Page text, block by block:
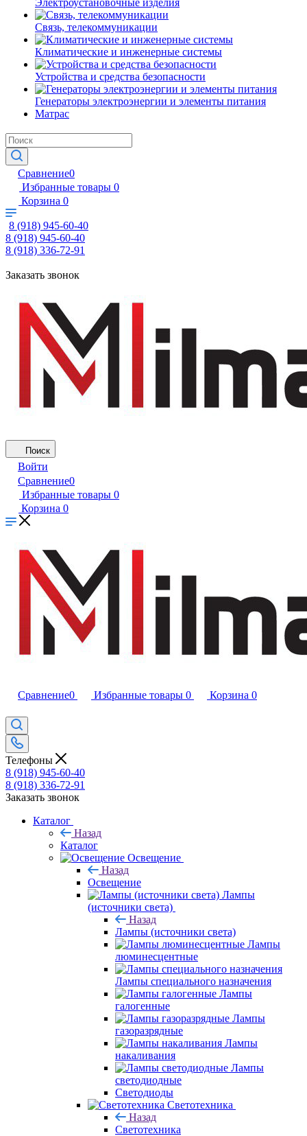
Электроустановочные изделия
Связь, телекоммуникации
Климатические и инженерные системы
Устройства и средства безопасности
Генераторы электроэнергии и элементы питания
Матрас
Сравнение0
Избранные товары 0
Корзина 0
8 (918) 945-60-40
8 (918) 945-60-40
8 (918) 336-72-91
Заказать звонок
Поиск
Войти
Сравнение0
Избранные товары 0
Корзина 0
Сравнение0 Избранные товары 0 Корзина 0
Телефоны
8 (918) 945-60-40
8 (918) 336-72-91
Заказать звонок
Каталог
Назад
Каталог
Освещение
Назад
Освещение
Лампы
(источники света)
Назад
Лампы (источники света)
Лампы
люминесцентные
Лампы специального назначения
Лампы
галогенные
Лампы
газоразрядные
Лампы
накаливания
Лампы
светодиодные
Светодиоды
Светотехника
Назад
Светотехника